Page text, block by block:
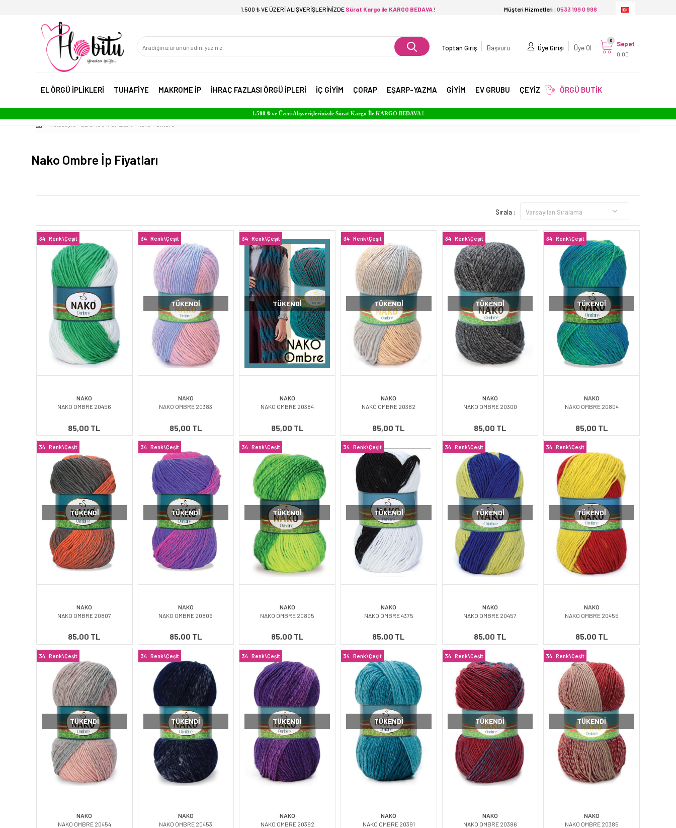
1.500 ₺ VE ÜZERİ ALIŞVERİŞLERİNİZDE Sürat Kargo ile KARGO BEDAVA ! Müşteri Hizmetleri : 0533 199 0 998
Başvuru
Toptan Giriş Üye Girişi Üye Ol Sepet
0,00
0
EL ÖRGÜ İPLİKLERİ TUHAFİYE MAKROME İP İHRAÇ FAZLASI ÖRGÜ İPLERİ İÇ GİYİM ÇORAP EŞARP-YAZMA GİYİM EV GRUBU ÇEYİZ ÖRGÜ BUTİK
1.500 ₺ ve Üzeri Alışverişlerinizde Sürat Kargo İle KARGO BEDAVA !
Nako Ombre İp Fiyatları
Sırala :
34 Renk\Çeşit
NAKO
NAKO OMBRE 20456
85,00 TL
34 Renk\Çeşit
TÜKENDI
NAKO
NAKO OMBRE 20383
85,00 TL
34 Renk\Çeşit
TÜKENDI
NAKO
NAKO OMBRE 20384
85,00 TL
34 Renk\Çeşit
TÜKENDI
NAKO
NAKO OMBRE 20382
85,00 TL
34 Renk\Çeşit
TÜKENDI
NAKO
NAKO OMBRE 20300
85,00 TL
34 Renk\Çeşit
TÜKENDI
NAKO
NAKO OMBRE 20804
85,00 TL
34 Renk\Çeşit
TÜKENDI
NAKO
NAKO OMBRE 20807
85,00 TL
34 Renk\Çeşit
TÜKENDI
NAKO
NAKO OMBRE 20806
85,00 TL
34 Renk\Çeşit
TÜKENDI
NAKO
NAKO OMBRE 20805
85,00 TL
34 Renk\Çeşit
TÜKENDI
NAKO
NAKO OMBRE 4375
85,00 TL
34 Renk\Çeşit
TÜKENDI
NAKO
NAKO OMBRE 20457
85,00 TL
34 Renk\Çeşit
TÜKENDI
NAKO
NAKO OMBRE 20455
85,00 TL
34 Renk\Çeşit
TÜKENDI
NAKO
NAKO OMBRE 20454
34 Renk\Çeşit
TÜKENDI
NAKO
NAKO OMBRE 20453
34 Renk\Çeşit
TÜKENDI
NAKO
NAKO OMBRE 20392
34 Renk\Çeşit
TÜKENDI
NAKO
NAKO OMBRE 20391
34 Renk\Çeşit
TÜKENDI
NAKO
NAKO OMBRE 20386
34 Renk\Çeşit
TÜKENDI
NAKO
NAKO OMBRE 20385